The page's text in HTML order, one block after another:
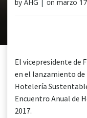
by AHG | on marzo
El vicepresidente de
en el lanzamiento de
Hotelería
Encuentro Anual de
2017.